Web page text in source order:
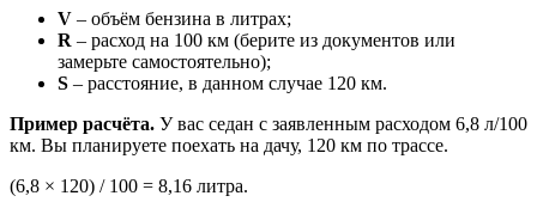
V – объём бензина в литрах;
R – расход на 100 км (берите из документов или
замерьте самостоятельно);
S – расстояние, в данном случае 120 км.
Пример расчёта. У вас седан с заявленным расходом 6,8 л/100
км. Вы планируете поехать на дачу, 120 км по трассе.
(6,8 × 120) / 100 = 8,16 литра.